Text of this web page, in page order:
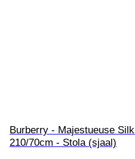
Burberry - Majestueuse Silk
210/70cm - Stola (sjaal)